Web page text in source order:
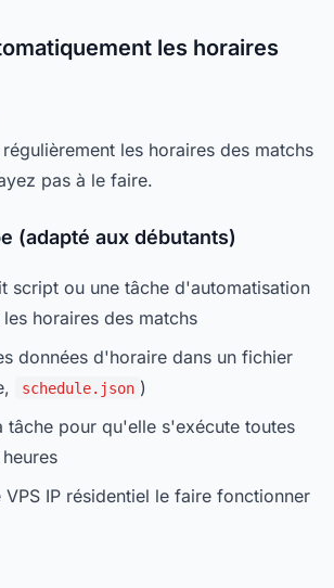
les horaires
les horaires des matchs
pas à le faire.
(adapté aux débutants)
script ou une tâche d'automatisation
horaires des matchs
données d'horaire dans un fichier
schedule.json )
tâche pour qu'elle s'exécute toutes
VPS IP résidentiel le faire fonctionner